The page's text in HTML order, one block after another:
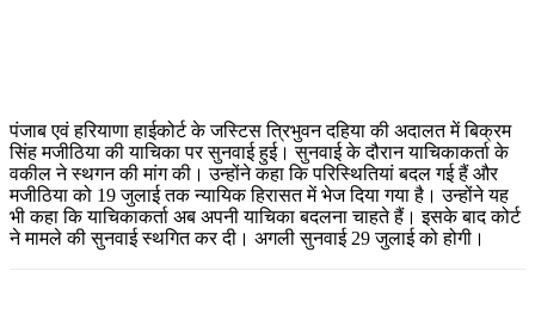
पंजाब एवं हरियाणा हाईकोर्ट के जस्टिस त्रिभुवन दहिया की अदालत में बिक्रम
सिंह मजीठिया की याचिका पर सुनवाई हुई। सुनवाई के दौरान याचिकाकर्ता के
वकील ने स्थगन की मांग की। उन्होंने कहा कि परिस्थितियां बदल गई हैं और
मजीठिया को 19 जुलाई तक न्यायिक हिरासत में भेज दिया गया है। उन्होंने यह
भी कहा कि याचिकाकर्ता अब अपनी याचिका बदलना चाहते हैं। इसके बाद कोर्ट
ने मामले की सुनवाई स्थगित कर दी। अगली सुनवाई 29 जुलाई को होगी।